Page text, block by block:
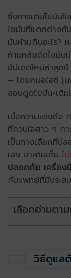
ซึ่งการเติมไขมัน
ไขมันที่แตกต่างกั
มันห้ามกินอะไร?
ห้ามหลังฉีดไขมัน
อัปเดตใหม่ล่าสุด
– โดยหมอไอซ์ (
สอนดูดไขมัน-เติ
เมื่อความเต่งตึง
ที่กวนใจสาว ๆ ก
เป็นทางเลือกที่ป
เอง มาเติมเต็ม ไ
ปลอดภัย เครื่อง
กับแพทย์ที่มีประส
เลือกอ่านตา
วิธีดูแล